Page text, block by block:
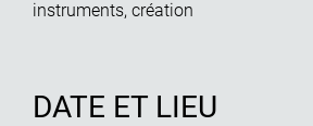
instruments, création
DATE ET LIEU